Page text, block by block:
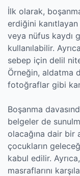
İlk olarak,
erdiğini
veya nüfus kaydı
kullanılabilir.
sebep için delil
Örneğin, aldatma
fotoğraflar gibi
Boşanma
belgeler de
olacağına dair bir
çocukların
kabul edilir.
masraflarını